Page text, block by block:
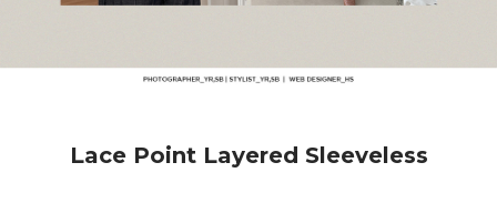
Lace Point Layered Sleeveless